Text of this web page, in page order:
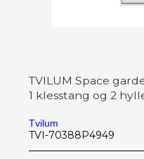
TVILUM Space
1 klesstang og 2
Tvilum
TVI-70388P4949